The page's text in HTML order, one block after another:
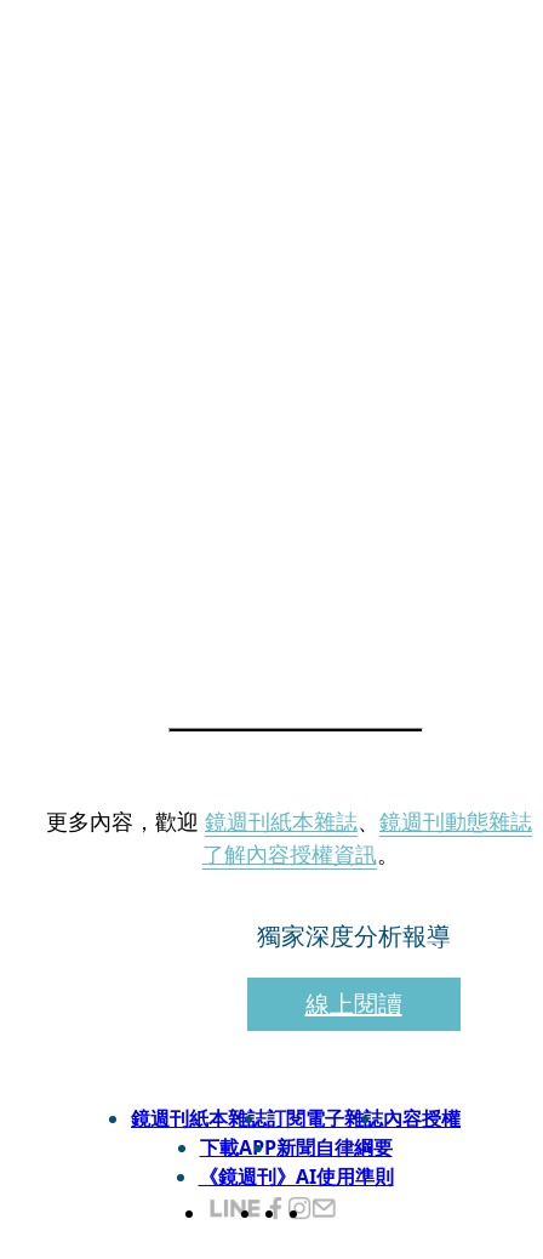
更多內容，歡迎 鏡週刊紙本雜誌、 鏡週刊動態雜誌
了解內容授權資訊。
獨家深度分析報導
線上閱讀
鏡週刊紙本雜誌訂閱電子雜誌內容授權
下載APP新聞自律綱要
《鏡週刊》AI使用準則